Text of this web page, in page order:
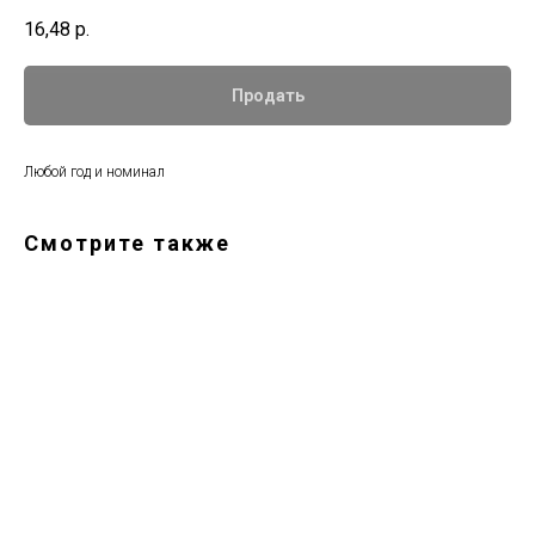
16,48 р.
Продать
Любой год и номинал
Смотрите также